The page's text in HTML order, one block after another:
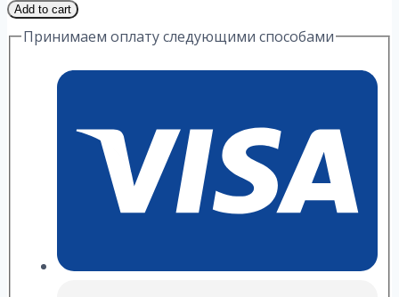
3
Часть
quantity
Add to cart
Принимаем оплату следующими способами